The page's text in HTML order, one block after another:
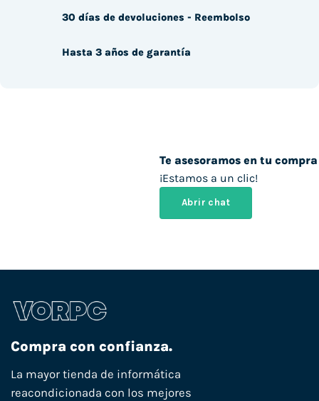
Te asesoramos en tu compra
¡Estamos a un clic!
Abrir chat
30 días de devoluciones - Reembolso
Hasta 3 años de garantía
Compra con confianza.
La mayor tienda de informática
reacondicionada con los mejores